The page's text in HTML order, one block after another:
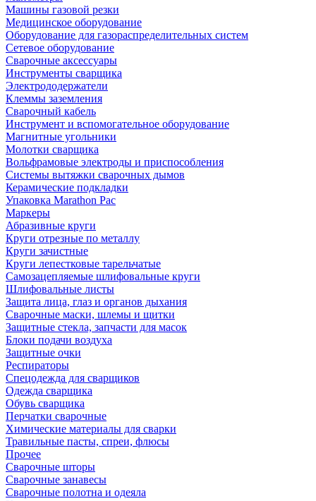
Машины газовой резки
Медицинское оборудование
Оборудование для газораспределительных систем
Сетевое оборудование
Сварочные аксессуары
Инструменты сварщика
Электрододержатели
Клеммы заземления
Сварочный кабель
Инструмент и вспомогательное оборудование
Магнитные угольники
Молотки сварщика
Вольфрамовые электроды и приспособления
Системы вытяжки сварочных дымов
Керамические подкладки
Упаковка Marathon Pac
Маркеры
Абразивные круги
Круги отрезные по металлу
Круги зачистные
Круги лепестковые тарельчатые
Самозацепляемые шлифовальные круги
Шлифовальные листы
Защита лица, глаз и органов дыхания
Сварочные маски, шлемы и щитки
Защитные стекла, запчасти для масок
Блоки подачи воздуха
Защитные очки
Респираторы
Спецодежда для сварщиков
Одежда сварщика
Обувь сварщика
Перчатки сварочные
Химические материалы для сварки
Травильные пасты, спреи, флюсы
Прочее
Сварочные шторы
Сварочные занавесы
Сварочные полотна и одеяла